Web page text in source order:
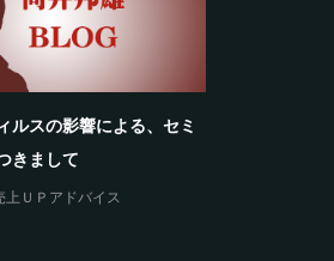
ルスの影響による、セミ
きまして
上ＵＰアドバイス